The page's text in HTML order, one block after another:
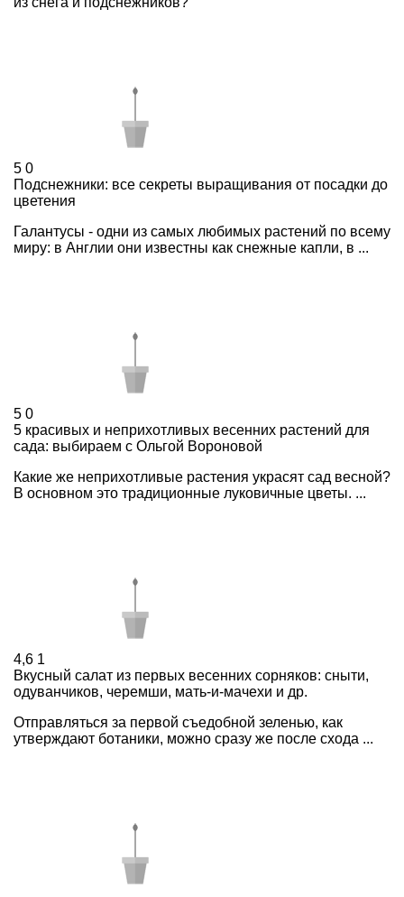
5 0
Подснежники: все секреты выращивания от посадки до
цветения
Галантусы - одни из самых любимых растений по всему
миру: в Англии они известны как снежные капли, в ...
5 0
5 красивых и неприхотливых весенних растений для
сада: выбираем с Ольгой Вороновой
Какие же неприхотливые растения украсят сад весной?
В основном это традиционные луковичные цветы. ...
4,6 1
Вкусный салат из первых весенних сорняков: сныти,
одуванчиков, черемши, мать-и-мачехи и др.
Отправляться за первой съедобной зеленью, как
утверждают ботаники, можно сразу же после схода ...